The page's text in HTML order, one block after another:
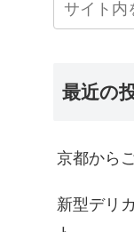
最近の
京都から
新型デリ